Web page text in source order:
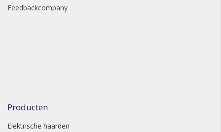
Feedbackcompany
Producten
Elektrische haarden